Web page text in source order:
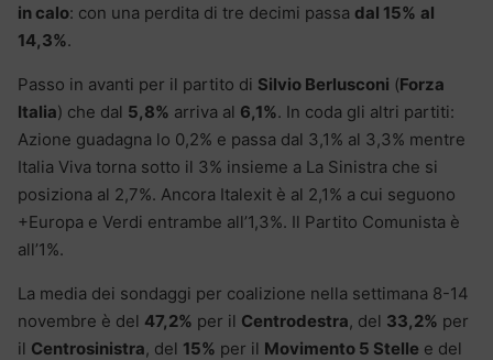
in calo: con una perdita di tre decimi passa dal 15% al
14,3%.
Passo in avanti per il partito di Silvio Berlusconi (Forza
Italia) che dal 5,8% arriva al 6,1%. In coda gli altri partiti:
Azione guadagna lo 0,2% e passa dal 3,1% al 3,3% mentre
Italia Viva torna sotto il 3% insieme a La Sinistra che si
posiziona al 2,7%. Ancora Italexit è al 2,1% a cui seguono
+Europa e Verdi entrambe all’1,3%. Il Partito Comunista è
all’1%.
La media dei sondaggi per coalizione nella settimana 8-14
novembre è del 47,2% per il Centrodestra, del 33,2% per
il Centrosinistra, del 15% per il Movimento 5 Stelle e del